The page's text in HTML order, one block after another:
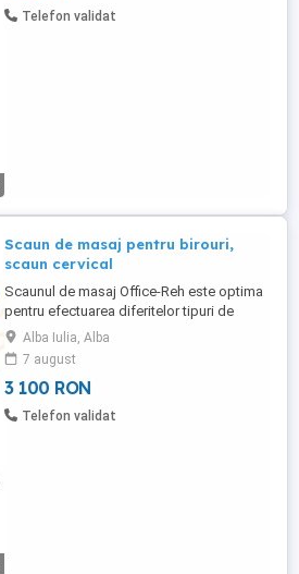
antiinflamtor, inbunatatesc capacitatea de
Telefon validat
Scaun de masaj pentru birouri,
scaun cervical
Scaunul de masaj Office-Reh este optima
pentru efectuarea diferitelor tipuri de
masaj. Scaunul de masaj este
confectionat din aluminiu si este prevazut
cu extensie pantru cap, extensie pentru
coate, o extensie pentru piept ( se
foloseste in caz de sarcina) si suport
Alba Iulia, Alba
7 august
3 100 RON
Telefon validat